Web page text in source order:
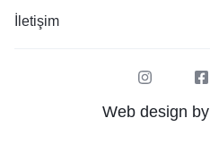
İletişim
Web design by